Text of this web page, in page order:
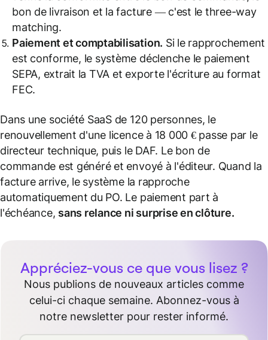
bon de livraison et la facture — c'est le three-way
matching.
Paiement et comptabilisation. Si le rapprochement
est conforme, le système déclenche le paiement
SEPA, extrait la TVA et exporte l'écriture au format
FEC.
Dans une société SaaS de 120 personnes, le
renouvellement d'une licence à 18 000 € passe par le
directeur technique, puis le DAF. Le bon de
commande est généré et envoyé à l'éditeur. Quand la
facture arrive, le système la rapproche
automatiquement du PO. Le paiement part à
l'échéance, sans relance ni surprise en clôture.
Appréciez-vous ce que vous lisez ?
Nous publions de nouveaux articles comme
celui-ci chaque semaine. Abonnez-vous à
notre newsletter pour rester informé.